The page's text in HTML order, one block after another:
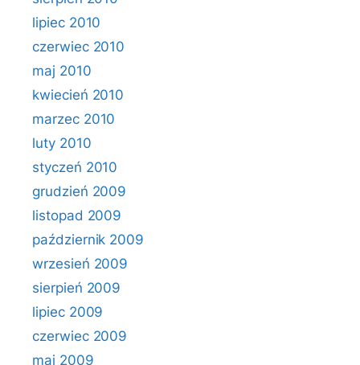
lipiec 2010
czerwiec 2010
maj 2010
kwiecień 2010
marzec 2010
luty 2010
styczeń 2010
grudzień 2009
listopad 2009
październik 2009
wrzesień 2009
sierpień 2009
lipiec 2009
czerwiec 2009
maj 2009